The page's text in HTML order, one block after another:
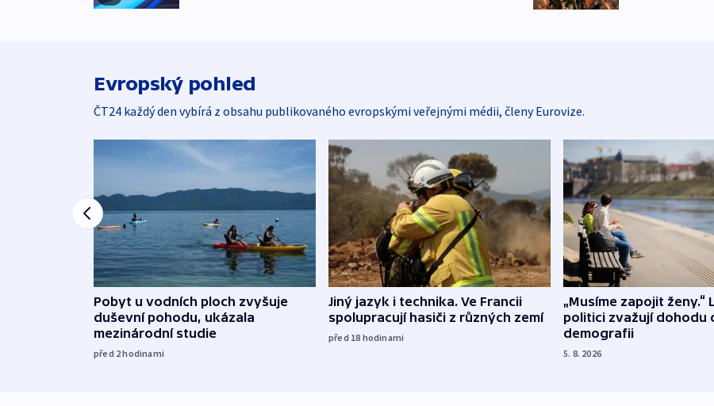
Evropský pohled
ČT24 každý den vybírá z obsahu publikovaného evropskými veřejnými médii, členy Eurovize.
Pobyt u vodních ploch zvyšuje
duševní pohodu, ukázala
mezinárodní studie
před 2hodinami
Jiný jazyk i technika. Ve Francii
spolupracují hasiči z různých zemí
před 18 hodinami
„Musíme zapojit ženy.“
politici zvažují dohodu
demografii
5. 8. 2026